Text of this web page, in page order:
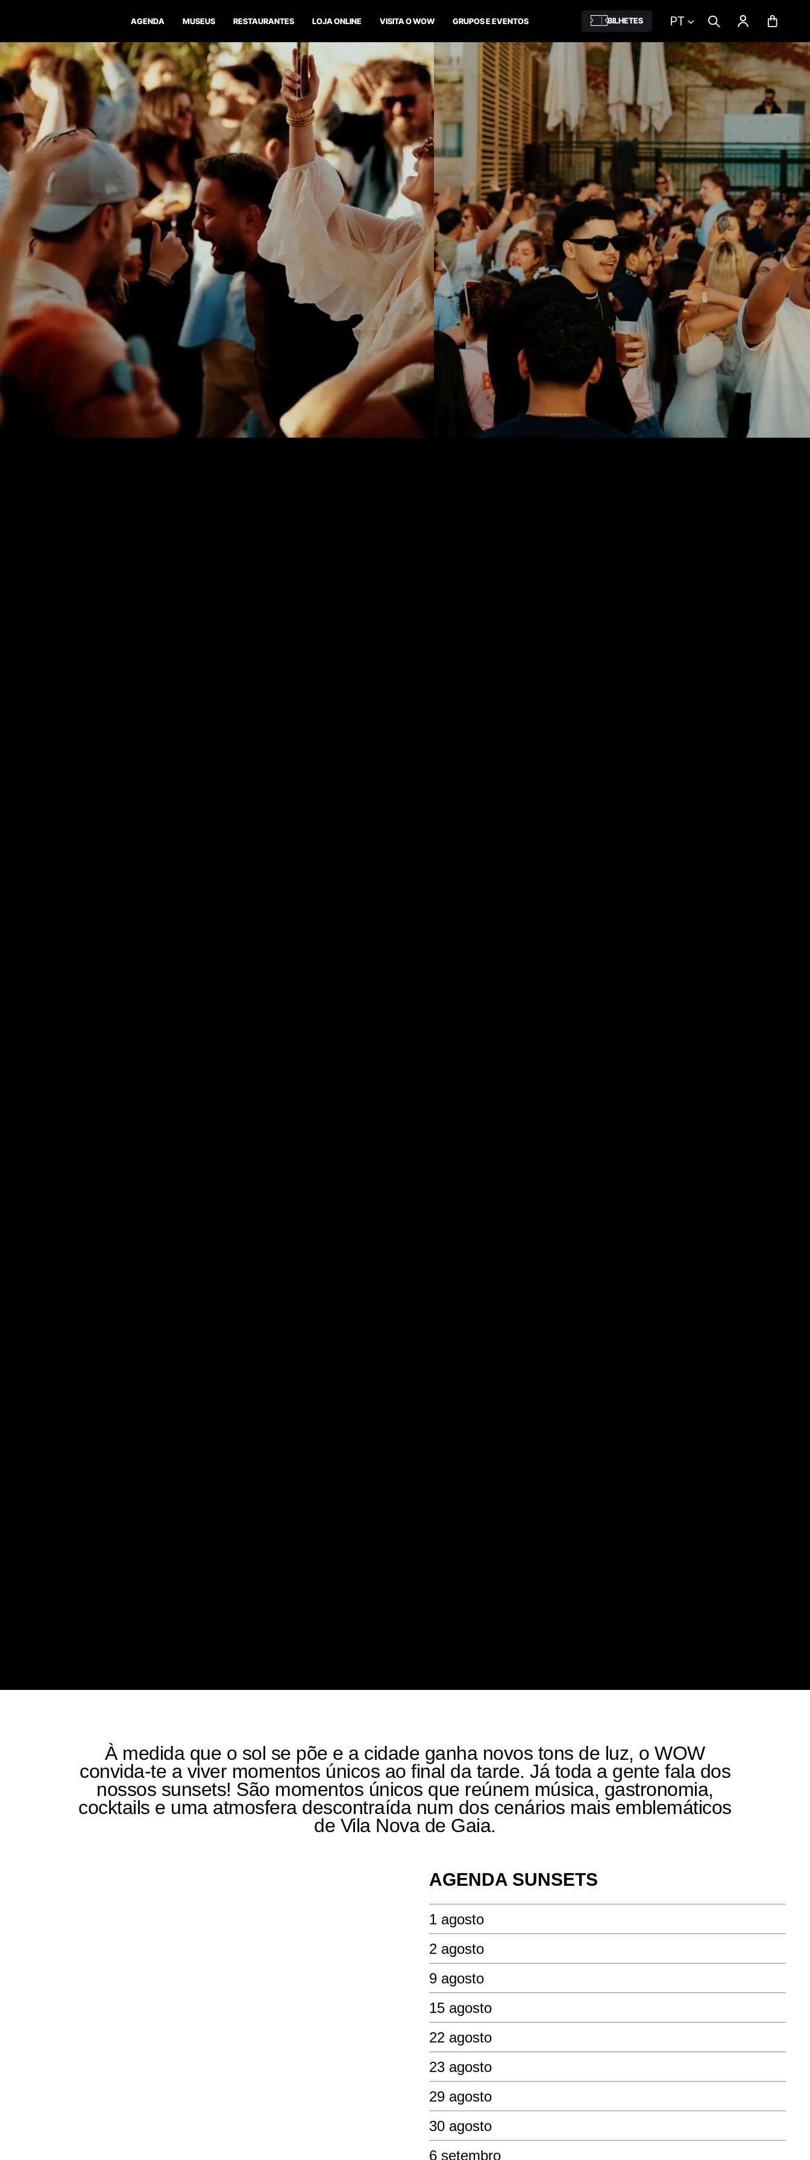
AGENDA MUSEUS RESTAURANTES LOJA ONLINE VISITA O WOW GRUPOS E EVENTOS BILHETES PT
À medida que o sol se põe e a cidade ganha novos tons de luz, o WOW
convida-te a viver momentos únicos ao final da tarde. Já toda a gente fala dos
nossos sunsets! São momentos únicos que reúnem música, gastronomia,
cocktails e uma atmosfera descontraída num dos cenários mais emblemáticos
de Vila Nova de Gaia.
AGENDA SUNSETS
1 agosto
2 agosto
9 agosto
15 agosto
22 agosto
23 agosto
29 agosto
30 agosto
6 setembro